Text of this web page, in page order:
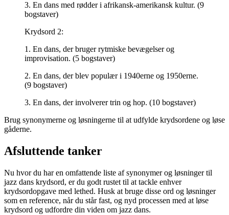
3. En dans med rødder i afrikansk-amerikansk kultur. (9
bogstaver)
Krydsord 2:
1. En dans, der bruger rytmiske bevægelser og
improvisation. (5 bogstaver)
2. En dans, der blev populær i 1940erne og 1950erne.
(9 bogstaver)
3. En dans, der involverer trin og hop. (10 bogstaver)
Brug synonymerne og løsningerne til at udfylde krydsordene og løse
gåderne.
Afsluttende tanker
Nu hvor du har en omfattende liste af synonymer og løsninger til
jazz dans krydsord, er du godt rustet til at tackle enhver
krydsordopgave med lethed. Husk at bruge disse ord og løsninger
som en reference, når du står fast, og nyd processen med at løse
krydsord og udfordre din viden om jazz dans.